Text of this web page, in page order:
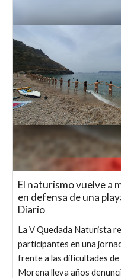
El naturismo vuelve a
en defensa de una
Diario
La V Quedada Naturista
participantes en una
frente a las dificultades de
Morena lleva años